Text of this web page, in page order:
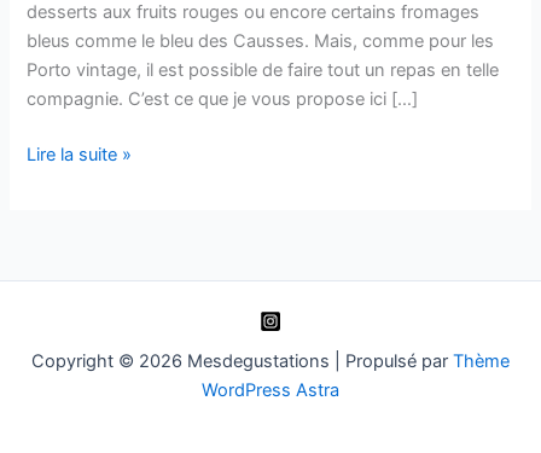
desserts aux fruits rouges ou encore certains fromages
bleus comme le bleu des Causses. Mais, comme pour les
Porto vintage, il est possible de faire tout un repas en telle
compagnie. C’est ce que je vous propose ici […]
Maury
Lire la suite »
Copyright © 2026 Mesdegustations | Propulsé par Thème
WordPress Astra